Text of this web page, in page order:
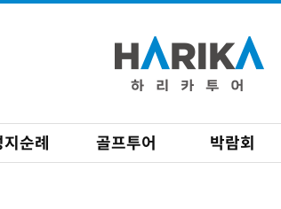
순례 골프투어 박람회